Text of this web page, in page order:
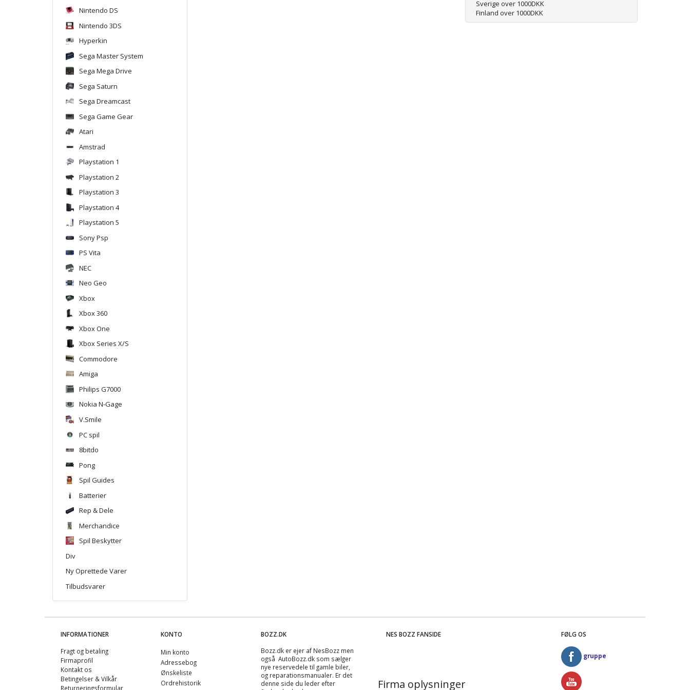
Nintendo DS
Nintendo 3DS
Hyperkin
Sega Master System
Sega Mega Drive
Sega Saturn
Sega Dreamcast
Sega Game Gear
Atari
Amstrad
Playstation 1
Playstation 2
Playstation 3
Playstation 4
Playstation 5
Sony Psp
PS Vita
NEC
Neo Geo
Xbox
Xbox 360
Xbox One
Xbox Series X/S
Commodore
Amiga
Philips G7000
Nokia N-Gage
V.Smile
PC spil
8bitdo
Pong
Spil Guides
Batterier
Rep & Dele
Merchandice
Spil Beskytter
Div
Ny Oprettede Varer
Tilbudsvarer
Sverige over 1000DKK
Finland over 1000DKK
INFORMATIONER
Fragt og betaling
Firmaprofil
Kontakt os
Betingelser & Vilkår
Returneringsformular
KONTO
Min konto
Adressebog
Ønskeliste
Ordrehistorik
BOZZ.DK
Bozz.dk er ejer af NesBozz men
også AutoBozz.dk som sælger
nye reservedele til gamle biler,
og reparationsmanualer. Er det
denne side du leder efter
NES BOZZ FANSIDE
Firma oplysninger
FØLG OS
gruppe